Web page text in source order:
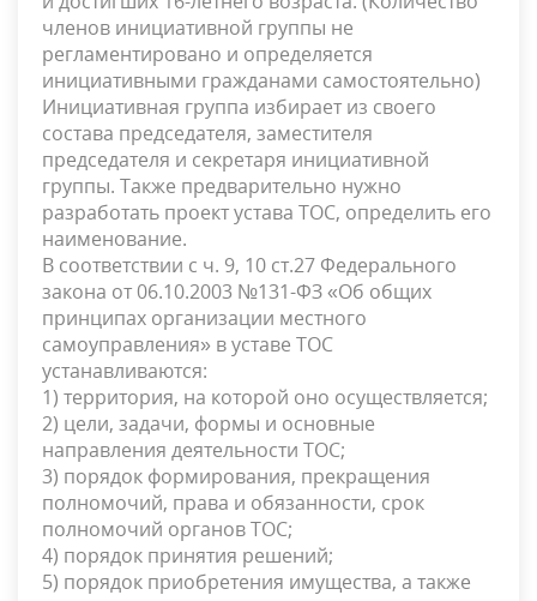
членов инициативной группы не
регламентировано и определяется
инициативными гражданами самостоятельно)
Инициативная группа избирает из своего
состава председателя, заместителя
председателя и секретаря инициативной
группы. Также предварительно нужно
разработать проект устава ТОС, определить его
наименование.
В соответствии с ч. 9, 10 ст.27 Федерального
закона от 06.10.2003 №131-ФЗ «Об общих
принципах организации местного
самоуправления» в уставе ТОС
устанавливаются:
1) территория, на которой оно осуществляется;
2) цели, задачи, формы и основные
направления деятельности ТОС;
3) порядок формирования, прекращения
полномочий, права и обязанности, срок
полномочий органов ТОС;
4) порядок принятия решений;
5) порядок приобретения имущества, а также